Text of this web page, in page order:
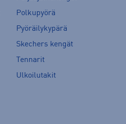
Polkupyörä
Pyöräilykypärä
Skechers kengät
Tennarit
Ulkoilutakit